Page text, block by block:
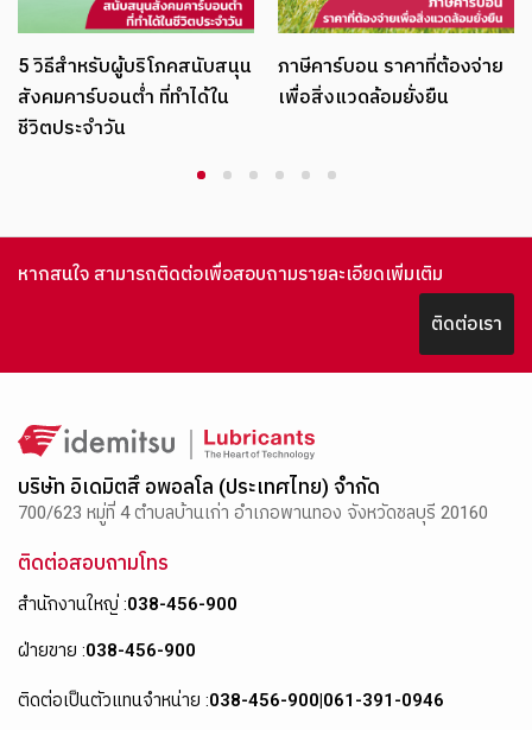
บผู้บริโภคสนับสนุน
อนต่ำ ที่ทำได้ใน
วัน
ภาษีคาร์บอน ราคาที่ต้องจ่าย
เพื่อสิ่งแวดล้อมยั่งยืน
จากแนวคิ
หากสนใจ สามารถติดต่อเพื่อสอบถามรายละเอียดเพิ่มเติม
ติดต่อเรา
บริษัท อิเดมิตสึ อพอลโล (ประเทศไทย) จำกัด
700/623 หมู่ที่ 4 ตำบลบ้านเก่า อำเภอพานทอง จังหวัดชลบุรี 20160
ติดต่อสอบถามโทร
สำนักงานใหญ่ :038-456-900
ฝ่ายขาย :038-456-900
ติดต่อเป็นตัวแทนจำหน่าย :038-456-900|061-391-0946